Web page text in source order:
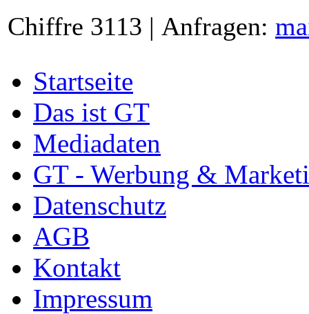
Chiffre 3113 | Anfragen:
Startseite
Das ist GT
Mediadaten
GT - Werbung &
Datenschutz
AGB
Kontakt
Impressum